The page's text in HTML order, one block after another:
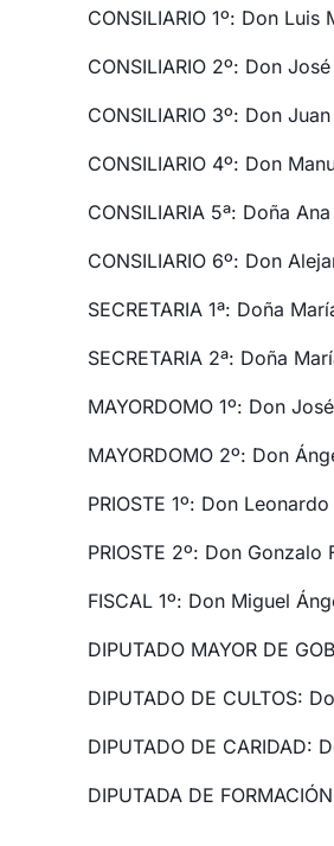
CONSILIARIO 1º: Don Luis
CONSILIARIO 2º: Don
CONSILIARIO 3º: Don
CONSILIARIO 4º: Don
CONSILIARIA 5ª: Doña
CONSILIARIO 6º: Don
SECRETARIA 1ª: Doña
SECRETARIA 2ª: Doña
MAYORDOMO 1º: Don
MAYORDOMO 2º: Don
PRIOSTE 1º: Don
PRIOSTE 2º: Don Gonzalo
FISCAL 1º: Don Miguel
DIPUTADO MAYOR DE
DIPUTADO DE CULTOS:
DIPUTADO DE CARIDAD:
DIPUTADA DE